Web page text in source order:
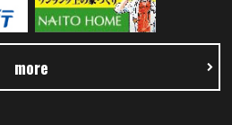
more